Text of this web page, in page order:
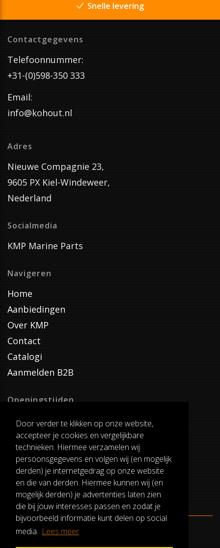
Door verder te klikken op onze website,
accepteer je cookies en vergelijkbare
technieken. Hiermee verzamelen wij
persoonsgegevens en volgen wij (en mogelijk
derden) je internetgedrag op onze website
en die van derden. Hiermee kunnen wij (en
mogelijk derden) je advertenties laten zien
die bij jouw interesses passen en zodat je
bijvoorbeeld informatie kunt delen op social
media. Lees meer
Snelle levering
Contactgegevens
Telefoonnummer:
+31-(0)598-350 333
Email:
info@kohout.nl
Adres
Nieuwe Compagnie 23,
9605 PX Kiel-Windeweer,
Nederland
Socialmedia
KMP Marine Parts
Navigeren
Home
Aanbiedingen
Over KMP
Contact
Catalogi
Aanmelden B2B
Openingstijden
Dinsdag T/M Zaterdag
van 8:00-17:00
Verzenddagen
Dinsdag T/M Vrijdag
Pauze
12:30-13:00